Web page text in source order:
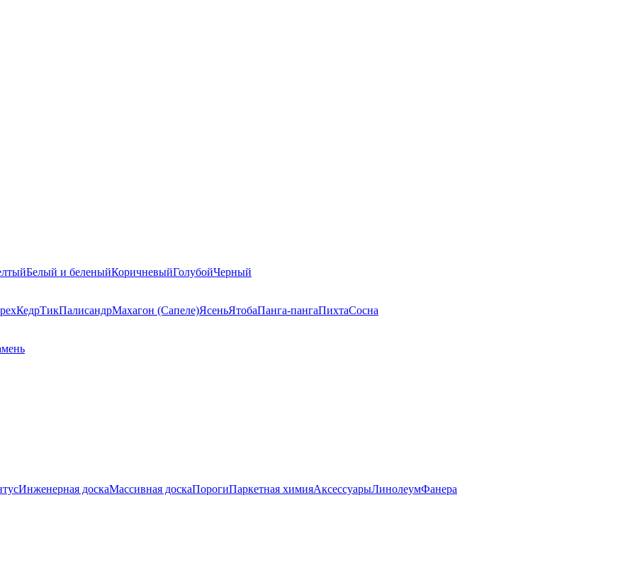
Белый и беленыйКоричневыйГолубойЧерный
КедрТикПалисандрМахагон (Сапеле)ЯсеньЯтобаПанга-пангаПихтаСосна
Инженерная доскаМассивная доскаПорогиПаркетная химияАксессуарыЛинолеумФанера